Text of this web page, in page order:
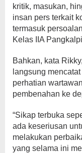
kritik, masukan,
insan pers terkait
termasuk
Kelas IIA
Bahkan, kata
langsung
perhatian
pembenahan ke
“Sikap terbuka
ada keseriusan
melakukan
yang selama ini